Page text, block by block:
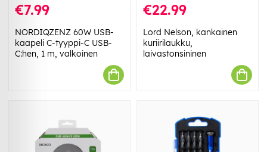
€7.99
NORDIQZENZ 60W USB-
kaapeli C-tyyppi-C USB-
C:hen, 1 m, valkoinen
€22.99
Lord Nelson, kankainen
kuriirilaukku,
laivastonsininen